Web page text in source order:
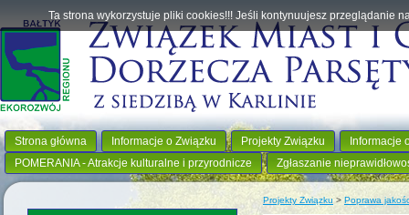
Strona główna Informacje o Związku Projekty Związku
Informacje
POMERANIA - Atrakcje kulturalne i przyrodnicze
Zgłaszanie
Projekty Związku> Poprawa
Ta strona wykorzystuje pliki cookies!!! Jeśli kontynuujesz przeglądanie